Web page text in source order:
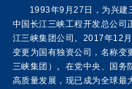
1993年9月27日，为兴建
中国长江三峡工程开发总公
江三峡集团公司。2017年12
变更为国有独资公司，名称变
三峡集团）。在党中央、国务
高质量发展，现已成为全球最